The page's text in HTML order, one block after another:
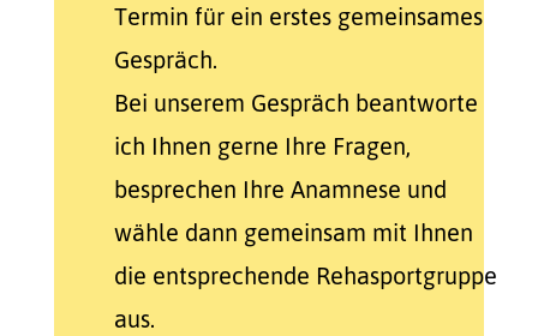
Termin für ein erstes gemeinsames
Gespräch.
Bei unserem Gespräch beantworte
ich Ihnen gerne Ihre Fragen,
besprechen Ihre Anamnese und
wähle dann gemeinsam mit Ihnen
die entsprechende Rehasportgruppe
aus.